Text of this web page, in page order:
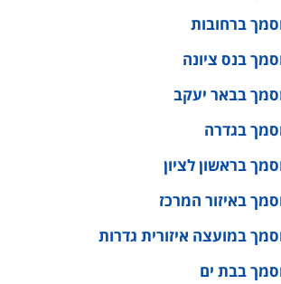
ברחובות
בנס ציונה
בבאר יעקב
בגדרה
בראשון לציון
באיזור המרכז
במועצה איזורית גדרות
בבת ים